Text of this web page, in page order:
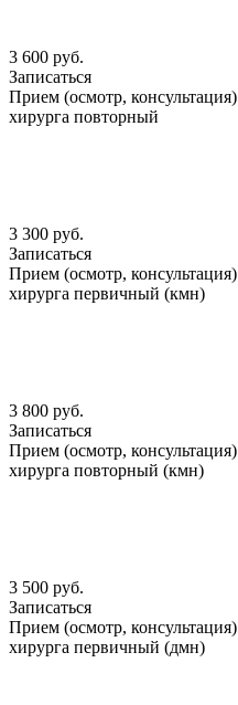
3 600 руб.
Записаться
Прием (осмотр,
хирурга повторный
3 300 руб.
Записаться
Прием (осмотр,
хирурга первичный (кмн)
3 800 руб.
Записаться
Прием (осмотр,
хирурга повторный (кмн)
3 500 руб.
Записаться
Прием (осмотр,
хирурга первичный (дмн)